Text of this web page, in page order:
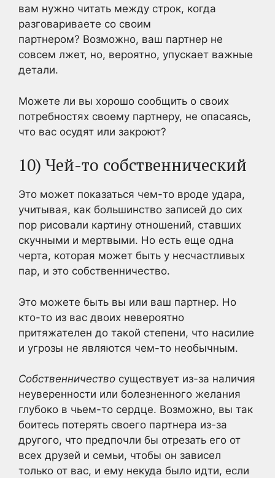
вам нужно читать между строк, когда
разговариваете со своим
партнером? Возможно, ваш партнер не
совсем лжет, но, вероятно, упускает важные
детали.
Можете ли вы хорошо сообщить о своих
потребностях своему партнеру, не опасаясь,
что вас осудят или закроют?
10) Чей-то собственнический
Это может показаться чем-то вроде удара,
учитывая, как большинство записей до сих
пор рисовали картину отношений, ставших
скучными и мертвыми. Но есть еще одна
черта, которая может быть у несчастливых
пар, и это собственничество.
Это можете быть вы или ваш партнер. Но
кто-то из вас двоих невероятно
притяжателен до такой степени, что насилие
и угрозы не являются чем-то необычным.
Собственничество существует из-за наличия
неуверенности или болезненного желания
глубоко в чьем-то сердце. Возможно, вы так
боитесь потерять своего партнера из-за
другого, что предпочли бы отрезать его от
всех друзей и семьи, чтобы он зависел
только от вас, и ему некуда было идти, если